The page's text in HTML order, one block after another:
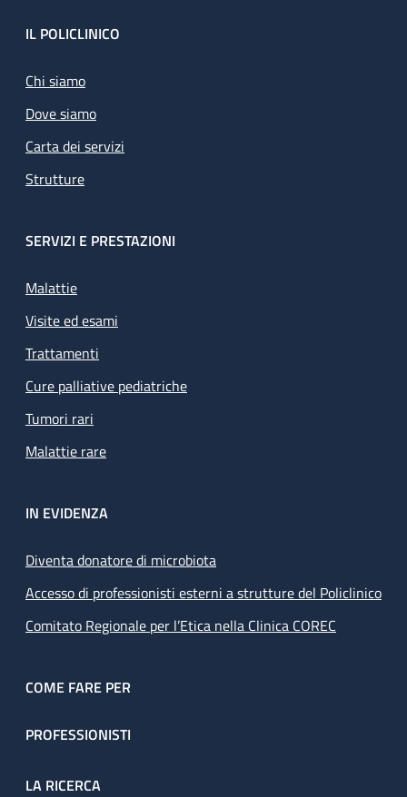
Footer
IL POLICLINICO
Chi siamo
Dove siamo
Carta dei servizi
Strutture
SERVIZI E PRESTAZIONI
Malattie
Visite ed esami
Trattamenti
Cure palliative pediatriche
Tumori rari
Malattie rare
IN EVIDENZA
Diventa donatore di microbiota
Accesso di professionisti esterni a strutture del Policlinico
Comitato Regionale per l’Etica nella Clinica COREC
COME FARE PER
PROFESSIONISTI
LA RICERCA